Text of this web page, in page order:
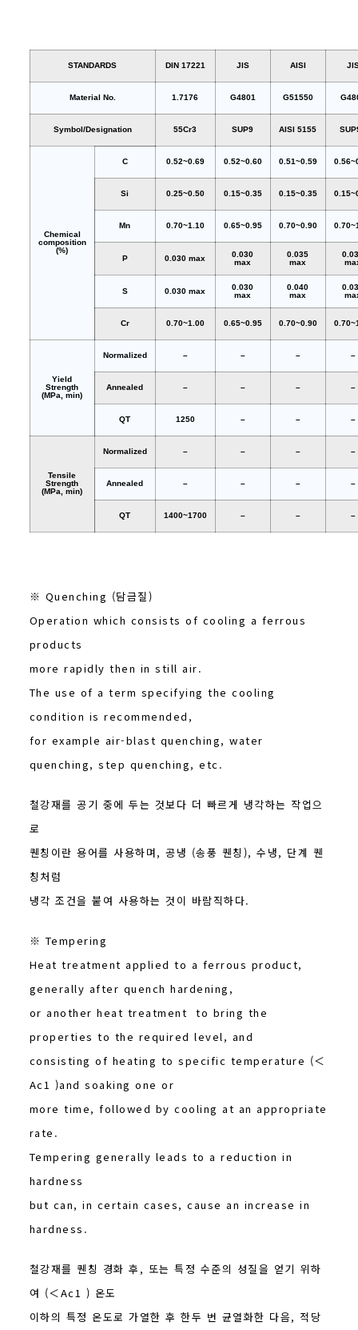
STANDARDS DIN 17221 JIS AISI
Material No. 1.7176 G4801 G51550
Symbol/Designation 55Cr3 SUP9 AISI 5155
Chemical
composition
(%)
C 0.52~0.69 0.52~0.60 0.51~0.59
Si 0.25~0.50 0.15~0.35 0.15~0.35
Mn 0.70~1.10 0.65~0.95 0.70~0.90
P 0.030 max
0.030
max
0.035
max
S 0.030 max
0.030
max
0.040
max
Cr 0.70~1.00 0.65~0.95 0.70~0.90
Yield
Strength
(MPa, min)
Normalized – – – –
Annealed – – – –
QT 1250 – – –
Tensile
Strength
(MPa, min)
Normalized – – – –
Annealed – – – –
QT 1400~1700 – – –
※ Quenching (담금질)
Operation which consists of cooling a ferrous
products
more rapidly then in still air.
The use of a term specifying the cooling
condition is recommended,
for example air-blast quenching, water
quenching, step quenching, etc.
철강재를 공기 중에 두는 것보다 더 빠르게 냉각하는 작업으
로
퀜칭이란 용어를 사용하며, 공냉 (송풍 퀜칭), 수냉, 단계 퀜
칭처럼
냉각 조건을 붙여 사용하는 것이 바람직하다.
※ Tempering
Heat treatment applied to a ferrous product,
generally after quench hardening,
or another heat treatment to bring the
properties to the required level, and
consisting of heating to specific temperature (＜
Ac1 )and soaking one or
more time, followed by cooling at an appropriate
rate.
Tempering generally leads to a reduction in
hardness
but can, in certain cases, cause an increase in
hardness.
철강재를 퀜칭 경화 후, 또는 특정 수준의 성질을 얻기 위하
여 (＜Ac1 ) 온도
이하의 특정 온도로 가열한 후 한두 번 균열화한 다음, 적당